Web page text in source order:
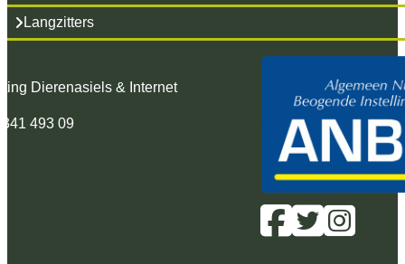
Langzitters
Dierenasiels & Internet
493 09